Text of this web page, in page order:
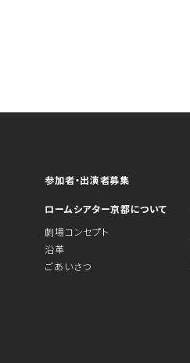
参加者・出演者募集
ロームシアター京都について
劇場コンセプト
沿革
ごあいさつ